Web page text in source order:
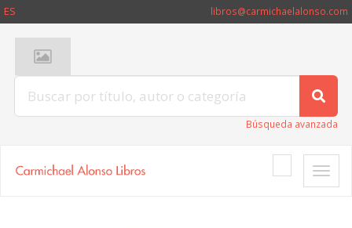
ES libros@carmichaelalonso.com
Búsqueda avanzada
Toggle